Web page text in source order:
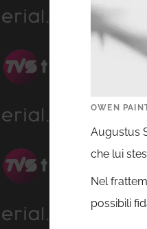
OWEN
Augustus
che lui
Nel
possibili